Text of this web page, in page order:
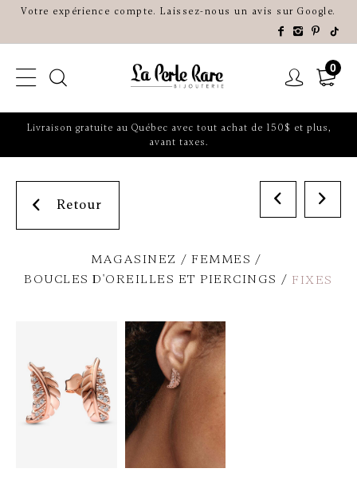
Votre expérience compte. Laissez-nous un avis sur Google.
0
Livraison gratuite au Québec avec tout achat de 150$ et plus,
avant taxes.
Retour
MAGASINEZ
FEMMES
BOUCLES D'OREILLES ET PIERCINGS
FIXES